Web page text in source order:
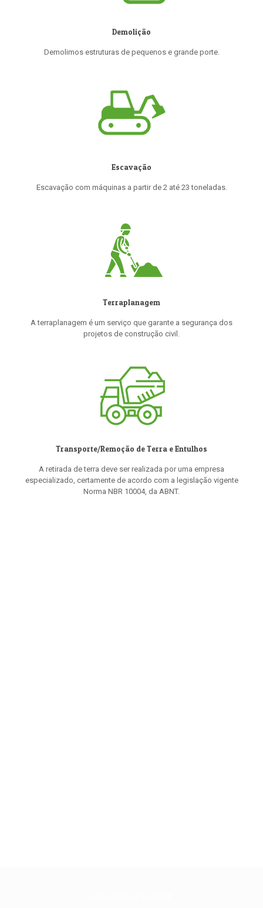
Demolição
Demolimos estruturas de pequenos e grande porte.
Escavação
Escavação com máquinas a partir de 2 até 23 toneladas.
Terraplanagem
A terraplanagem é um serviço que garante a segurança dos
projetos de construção civil.
Transporte/Remoção de Terra e Entulhos
A retirada de terra deve ser realizada por uma empresa
especializado, certamente de acordo com a legislação vigente
Norma NBR 10004, da ABNT.